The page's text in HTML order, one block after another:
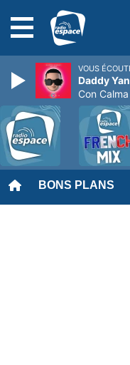
BONS PLANS
VOUS
Daddy
Con Calma